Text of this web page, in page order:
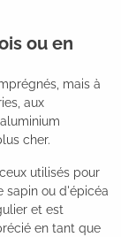
ou en
mais à
aux
cher.
utilisés pour
sapin ou d'épicéa
et est
en tant que